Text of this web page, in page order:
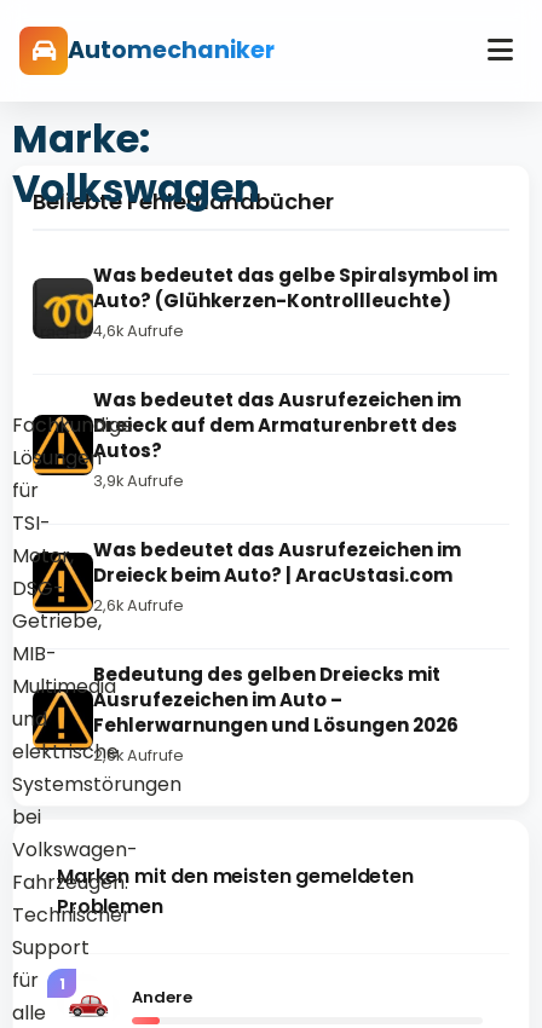
Automechaniker
Marke:
Volkswagen
Fachkundige
Lösungen
für
TSI-
Motor,
DSG-
Getriebe,
MIB-
Multimedia
und
elektrische
Systemstörungen
bei
Volkswagen-
Fahrzeugen.
Technischer
Support
für
alle
Beliebte Fehlerhandbücher
Was bedeutet das gelbe Spiralsymbol im
Auto? (Glühkerzen-Kontrollleuchte)
4,6k Aufrufe
Was bedeutet das Ausrufezeichen im
Dreieck auf dem Armaturenbrett des
Autos?
3,9k Aufrufe
Was bedeutet das Ausrufezeichen im
Dreieck beim Auto? | AracUstasi.com
2,6k Aufrufe
Bedeutung des gelben Dreiecks mit
Ausrufezeichen im Auto –
Fehlerwarnungen und Lösungen 2026
2,6k Aufrufe
Marken mit den meisten gemeldeten
Problemen
1
Andere